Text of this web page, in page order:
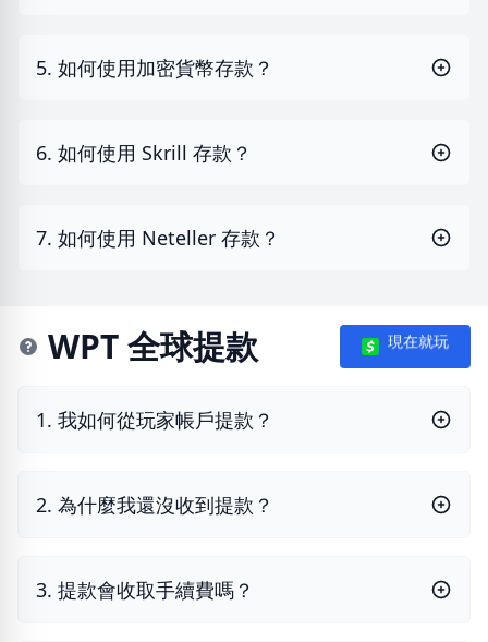
5. 如何使用加密貨幣存款？
6. 如何使用 Skrill 存款？
7. 如何使用 Neteller 存款？
WPT 全球提款 現在就玩
1. 我如何從玩家帳戶提款？
2. 為什麼我還沒收到提款？
3. 提款會收取手續費嗎？